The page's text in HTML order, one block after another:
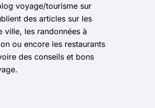
voyage/tourisme sur
des articles sur les
ville, les randonnées à
ou encore les restaurants
des conseils et bons